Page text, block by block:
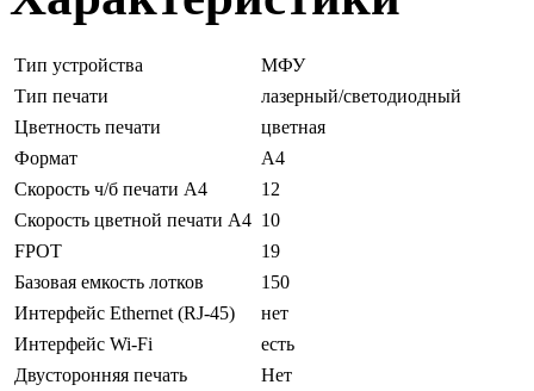
Тип устройства
МФУ
Тип печати
лазерный/светодиодный
Цветность печати
цветная
Формат
А4
Скорость ч/б печати A4
12
Скорость цветной печати А4 10
FPOT
19
Базовая емкость лотков
150
Интерфейс Ethernet (RJ-45)
нет
Интерфейс Wi-Fi
есть
Двусторонняя печать
Нет